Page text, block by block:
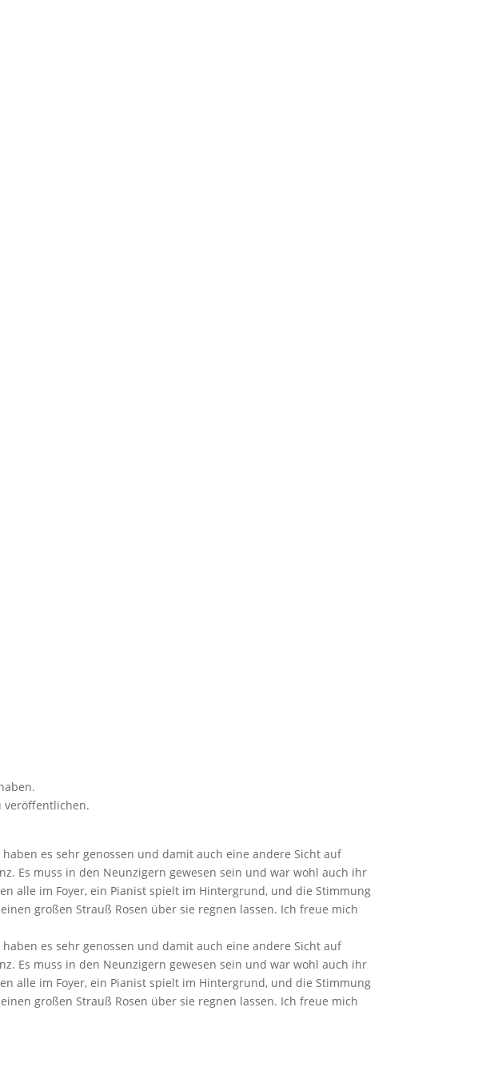
veröffentlichen.
es sehr genossen und damit auch eine andere Sicht auf
Es muss in den Neunzigern gewesen sein und war wohl auch ihr
alle im Foyer, ein Pianist spielt im Hintergrund, und die Stimmung
großen Strauß Rosen über sie regnen lassen. Ich freue mich
es sehr genossen und damit auch eine andere Sicht auf
Es muss in den Neunzigern gewesen sein und war wohl auch ihr
alle im Foyer, ein Pianist spielt im Hintergrund, und die Stimmung
großen Strauß Rosen über sie regnen lassen. Ich freue mich